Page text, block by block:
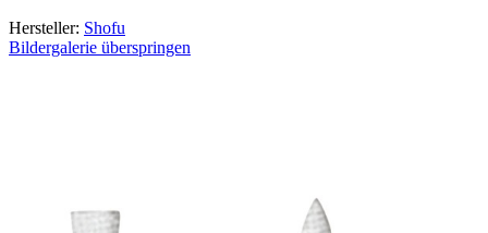
Hersteller: Shofu
Bildergalerie überspringen